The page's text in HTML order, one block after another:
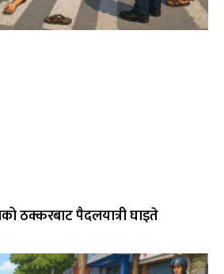
ठक्करबाट पैदलयात्री घाइते